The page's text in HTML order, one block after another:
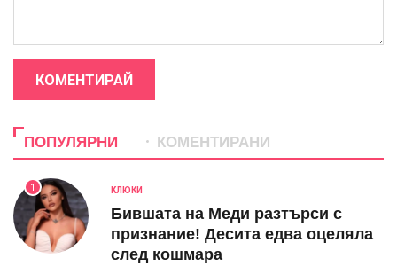
КОМЕНТИРАЙ
ПОПУЛЯРНИ КОМЕНТИРАНИ
1 КЛЮКИ
Бившата на Меди разтърси с
признание! Десита едва оцеляла
след кошмара